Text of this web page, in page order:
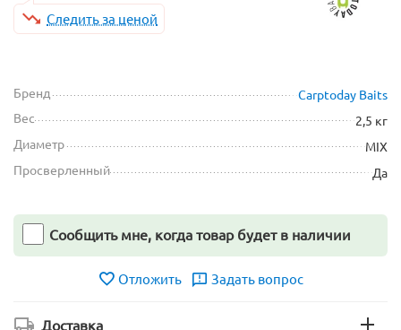
Следить за ценой
Бренд
Carptoday Baits
Вес
2,5 кг
Диаметр
MIX
Просверленный
Да
Сообщить мне, когда товар будет в наличии
Отложить Задать вопрос
Доставка